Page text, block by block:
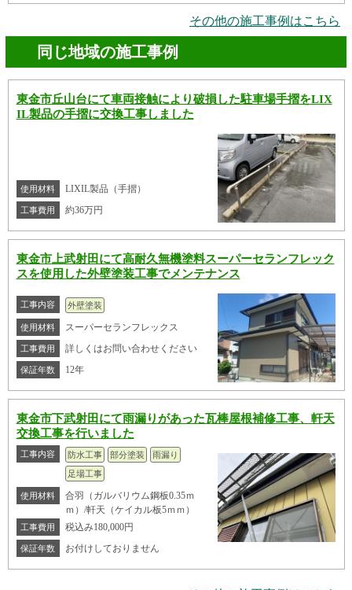
その他の施工事例はこちら
同じ地域の施工事例
東金市丘山台にて車両接触により破損した駐車場手摺をLIX
IL製品の手摺に交換工事しました
使用材料 LIXIL製品（手摺）
工事費用 約36万円
東金市上武射田にて高耐久無機塗料スーパーセランフレック
スを使用した外壁塗装工事でメンテナンス
工事内容 外壁塗装
使用材料 スーパーセランフレックス
工事費用 詳しくはお問い合わせください
保証年数 12年
東金市下武射田にて雨漏りがあった瓦棒屋根補修工事、軒天
交換工事を行いました
工事内容 防水工事 部分塗装
雨漏り
足場工事
使用材料
合羽（ガルバリウム鋼板0.35ｍ
ｍ）/軒天（ケイカル板5ｍｍ）
工事費用 税込み180,000円
保証年数 お付けしておりません